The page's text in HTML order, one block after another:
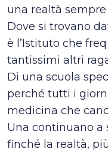
una realtà
Dove si trovano
è l’Istituto che
tantissimi altri
Di una scuola
perché tutti i
medicina che
Una continuano a
finché la realtà,